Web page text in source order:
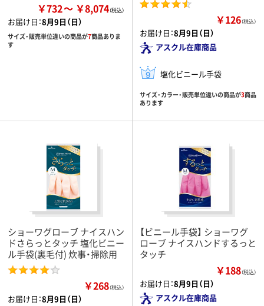
￥732 ￥8,074
お届け日：8月9日（日）
サイズ・販売単位違いの商品が7商品ありま
す
￥126（税込）
お届け日：8月9日（日）
アスクル在庫商品
塩化ビニール手袋
サイズ・カラー・販売単位違いの商品が3商品
あります
ショーワグローブ ナイスハン
ドさらっとタッチ 塩化ビニー
ル手袋(裏毛付) 炊事・掃除用
￥268（税込）
お届け日：8月9日（日）
【ビニール手袋】 ショーワグ
ローブ ナイスハンドするっと
タッチ
￥188（税込）
お届け日：8月9日（日）
アスクル在庫商品